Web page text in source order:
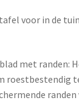
voor in de
met randen:
roestbestendig